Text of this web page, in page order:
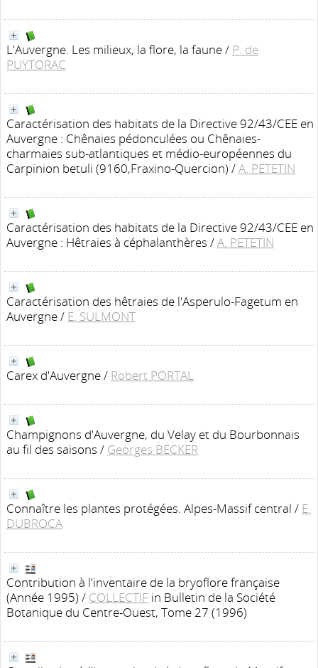
L'Auvergne. Les milieux, la flore, la faune/ P. de
PUYTORAC
Caractérisation des habitats de la Directive 92/43/CEE en
Auvergne : Chênaies pédonculées ou Chênaies-
charmaies sub-atlantiques et médio-européennes du
Carpinion betuli (9160,Fraxino-Quercion) /A. PETETIN
Caractérisation des habitats de la Directive 92/43/CEE en
Auvergne : Hêtraies à céphalanthères /A. PETETIN
Caractérisation des hêtraies de l'Asperulo-Fagetum en
Auvergne/ E. SULMONT
Carex d'Auvergne/ Robert PORTAL
Champignons d'Auvergne, du Velay et du Bourbonnais
au fil des saisons / Georges BECKER
Connaître les plantes protégées. Alpes-Massif central / E.
DUBROCA
Contribution à l'inventaire de la bryoflore française
(Année 1995) / COLLECTIF in Bulletin de la Société
Botanique du Centre-Ouest, Tome 27 (1996)